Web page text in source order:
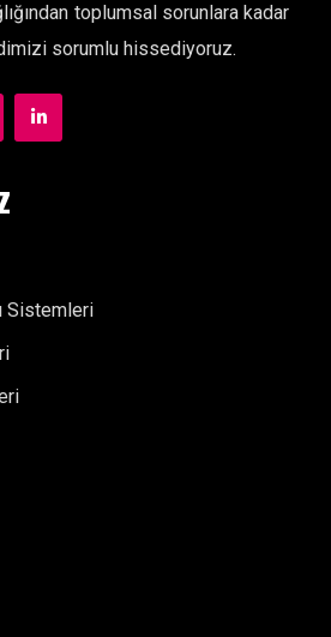
toplumsal sorunlara kadar
sorumlu hissediyoruz.
Sistemleri